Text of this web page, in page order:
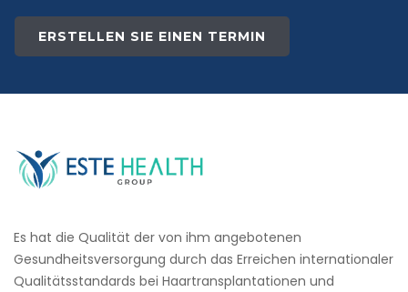
ERSTELLEN SIE EINEN TERMIN
Es hat die Qualität der von ihm angebotenen
Gesundheitsversorgung durch das Erreichen internationaler
Qualitätsstandards bei Haartransplantationen und